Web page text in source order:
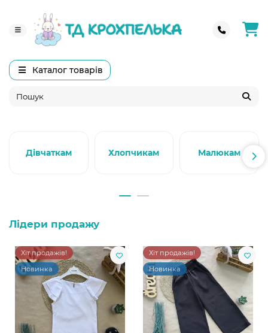
Каталог товарів
Дівчаткам Хлопчикам Малюкам
Лідери продажу
Хіт продажів!
Новинка
Хіт продажів!
Новинка